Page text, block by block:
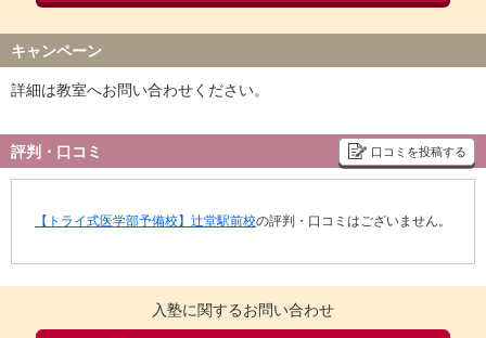
キャンペーン
詳細は教室へお問い合わせください。
評判・口コミ 口コミを投稿する
【トライ式医学部予備校】辻堂駅前校の評判・口コミはございません。
入塾に関するお問い合わせ